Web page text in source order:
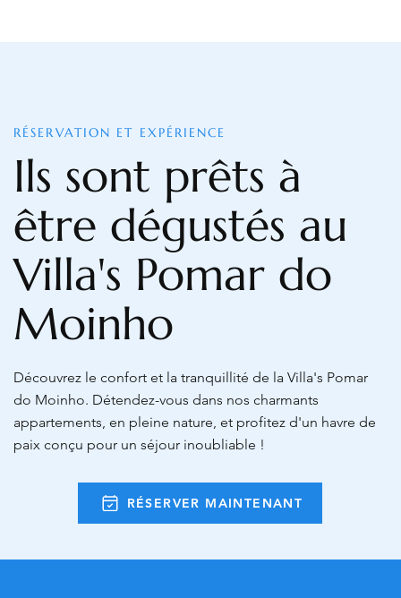
RÉSERVATION ET EXPÉRIENCE
Ils sont prêts à
être dégustés au
Villa's Pomar do
Moinho
Découvrez le confort et la tranquillité de la Villa's Pomar
do Moinho. Détendez-vous dans nos charmants
appartements, en pleine nature, et profitez d'un havre de
paix conçu pour un séjour inoubliable !
RÉSERVER MAINTENANT